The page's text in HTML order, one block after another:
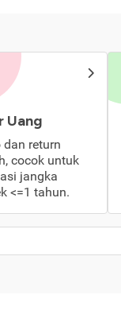
Uang
dan return
cocok untuk
jangka
<=1 tahun.